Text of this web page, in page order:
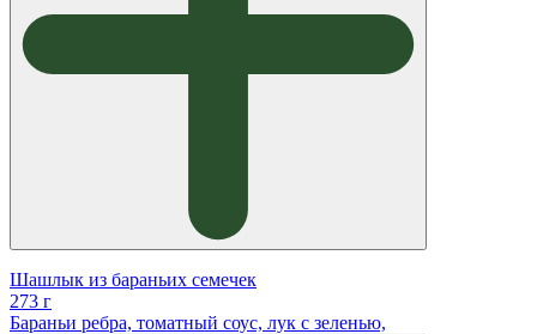
Шашлык из бараньих семечек
273 г
Бараньи ребра, томатный соус, лук с зеленью,